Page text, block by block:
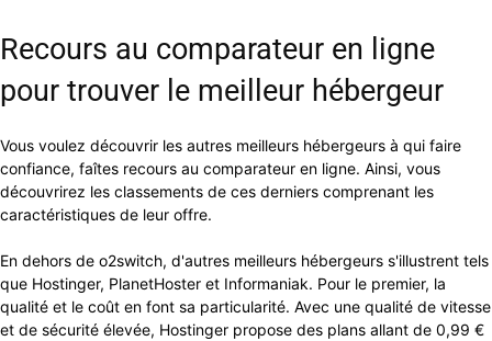
Recours au comparateur en ligne
pour trouver le meilleur hébergeur
Vous voulez découvrir les autres meilleurs hébergeurs à qui faire
confiance, faîtes recours au comparateur en ligne. Ainsi, vous
découvrirez les classements de ces derniers comprenant les
caractéristiques de leur offre.
En dehors de o2switch, d'autres meilleurs hébergeurs s'illustrent tels
que Hostinger, PlanetHoster et Informaniak. Pour le premier, la
qualité et le coût en font sa particularité. Avec une qualité de vitesse
et de sécurité élevée, Hostinger propose des plans allant de 0,99 €